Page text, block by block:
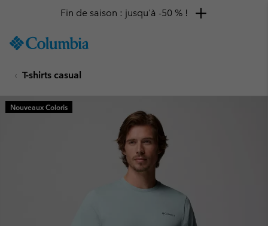
TO
SKIP
MAIN
NAV
Fin de saison : jusqu'à -50 % !
T-shirts casual
Nouveaux Coloris